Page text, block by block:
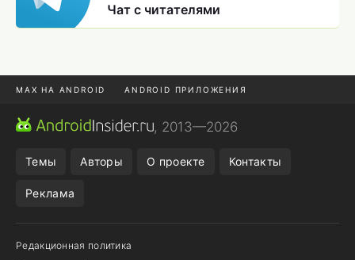
Чат с читателями
MAX НА ANDROID ANDROID ПРИЛОЖЕНИЯ
MAX ИЗ RUSTORE
, 2013—2026
Темы Авторы О проекте Контакты
Реклама
Редакционная политика